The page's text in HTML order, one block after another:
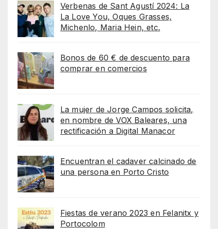
Verbenas de Sant Agustí 2024: La
La Love You, Oques Grasses,
Michenlo, Maria Hein, etc.
Bonos de 60 € de descuento para
comprar en comercios
La mujer de Jorge Campos solicita,
en nombre de VOX Baleares, una
rectificación a Digital Manacor
Encuentran el cadaver calcinado de
una persona en Porto Cristo
Fiestas de verano 2023 en Felanitx y
Portocolom